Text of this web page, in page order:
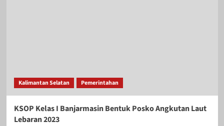
Kalimantan Selatan Pemerintahan
KSOP Kelas I Banjarmasin Bentuk Posko Angkutan Laut
Lebaran 2023